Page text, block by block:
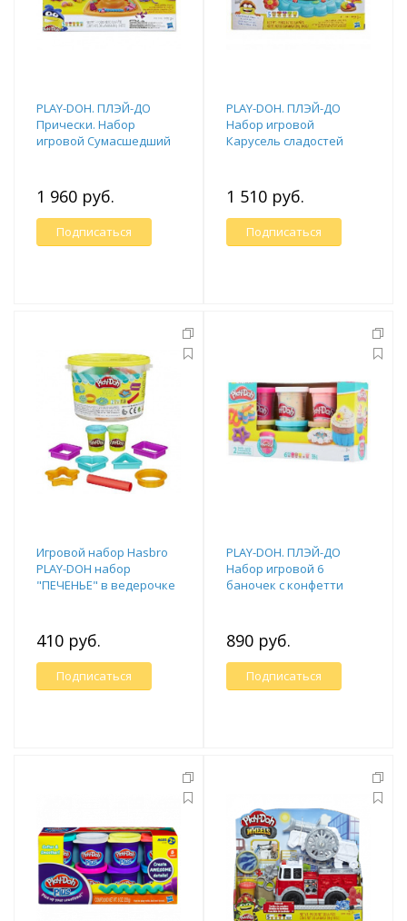
PLAY-DOH. ПЛЭЙ-ДО
Прически. Набор
игровой Сумасшедший
1 960 руб.
Подписаться
PLAY-DOH. ПЛЭЙ-ДО
Набор игровой
Карусель сладостей
1 510 руб.
Подписаться
Игровой набор Hasbro
PLAY-DOH набор
"ПЕЧЕНЬЕ" в ведерочке
410 руб.
Подписаться
PLAY-DOH. ПЛЭЙ-ДО
Набор игровой 6
баночек с конфетти
890 руб.
Подписаться